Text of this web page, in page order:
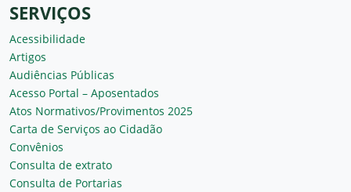
SERVIÇOS
Acessibilidade
Artigos
Audiências Públicas
Acesso Portal – Aposentados
Atos Normativos/Provimentos 2025
Carta de Serviços ao Cidadão
Convênios
Consulta de extrato
Consulta de Portarias